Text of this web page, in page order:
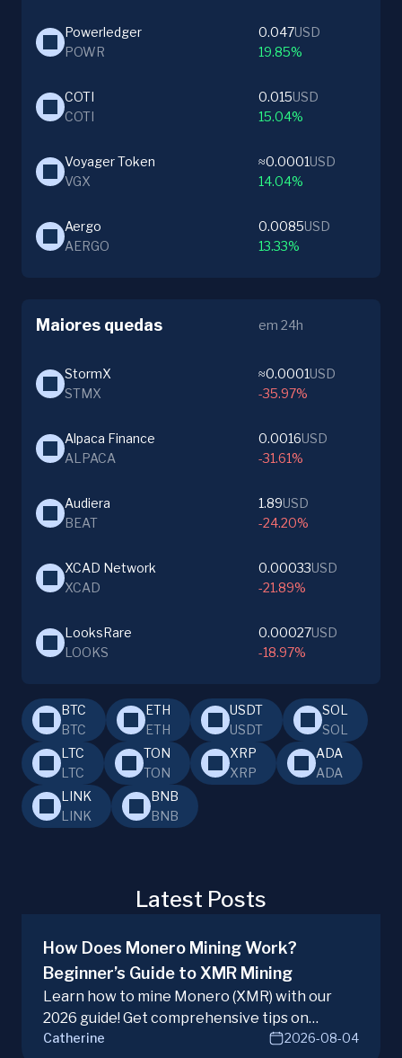
Powerledger
POWR
0.047USD
19.85%
COTI
COTI
0.015USD
15.04%
Voyager Token
VGX
≈0.0001USD
14.04%
Aergo
AERGO
0.0085USD
13.33%
Maiores quedas em 24h
StormX
STMX
≈0.0001USD
-35.97%
Alpaca Finance
ALPACA
0.0016USD
-31.61%
Audiera
BEAT
1.89USD
-24.20%
XCAD Network
XCAD
0.00033USD
-21.89%
LooksRare
LOOKS
0.00027USD
-18.97%
BTC
BTC
ETH
ETH
USDT
USDT
SOL
SOL
LTC
LTC
TON
TON
XRP
XRP
ADA
ADA
LINK
LINK
BNB
BNB
Latest Posts
How Does Monero Mining Work?
Beginner’s Guide to XMR Mining
Learn how to mine Monero (XMR) with our
2026 guide! Get comprehensive tips on
hardware, software, and techniques for
Catherine 2026-08-04